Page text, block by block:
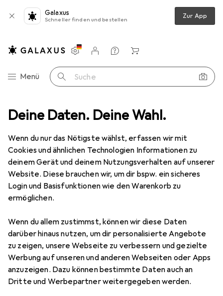
Deine Daten. Deine Wahl.
Wenn du nur das Nötigste wählst, erfassen wir mit
Cookies und ähnlichen Technologien Informationen zu
deinem Gerät und deinem Nutzungsverhalten auf unserer
Website. Diese brauchen wir, um dir bspw. ein sicheres
Login und Basisfunktionen wie den Warenkorb zu
ermöglichen.
Wenn du allem zustimmst, können wir diese Daten
darüber hinaus nutzen, um dir personalisierte Angebote
zu zeigen, unsere Webseite zu verbessern und gezielte
Werbung auf unseren und anderen Webseiten oder Apps
anzuzeigen. Dazu können bestimmte Daten auch an
Dritte und Werbepartner weitergegeben werden.
Galaxus
Schneller finden und bestellen Zur App
Navigation nach Kategorien
Menü Suche
Einstellungen
Kundenkonto
Vergleichslisten
Merklisten
Warenkorb
Arbeitsbekleidung Sicherheitsschuhe Abeba ESD-Schuh
2 Bilder
Abeba ESD-Schuh
OB, 37
4
Bewertungen Marke
Mehr von Abeba
Aktuell nicht lieferbar
Benachrichtigen, wenn lieferbar